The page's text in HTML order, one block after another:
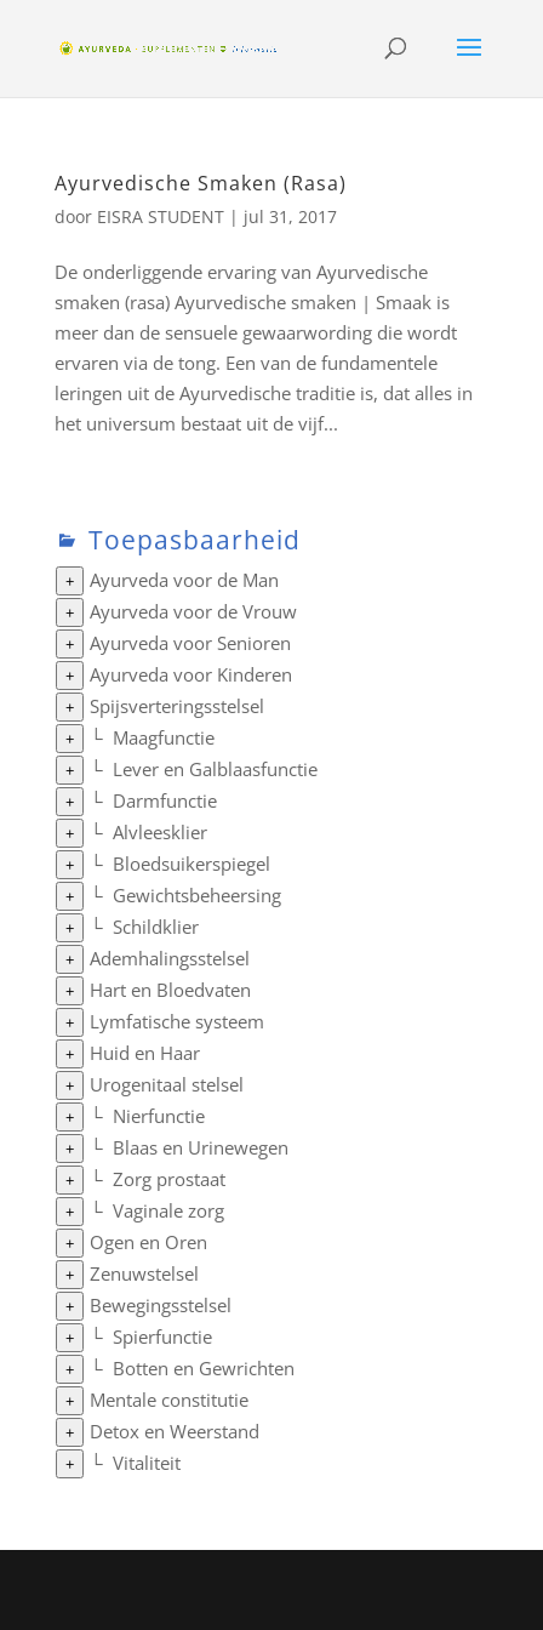
Ayurvedische Smaken (Rasa)
door EISRA STUDENT| jul 31, 2017
De onderliggende ervaring van Ayurvedische
smaken (rasa) Ayurvedische smaken | Smaak is
meer dan de sensuele gewaarwording die wordt
ervaren via de tong. Een van de fundamentele
leringen uit de Ayurvedische traditie is, dat alles in
het universum bestaat uit de vijf...
Toepasbaarheid
+ Ayurveda voor de Man
+ Ayurveda voor de Vrouw
+ Ayurveda voor Senioren
+ Ayurveda voor Kinderen
+ Spijsverteringsstelsel
+ └ Maagfunctie
+ └ Lever en Galblaasfunctie
+ └ Darmfunctie
+ └ Alvleesklier
+ └ Bloedsuikerspiegel
+ └ Gewichtsbeheersing
+ └ Schildklier
+ Ademhalingsstelsel
+ Hart en Bloedvaten
+ Lymfatische systeem
+ Huid en Haar
+ Urogenitaal stelsel
+ └ Nierfunctie
+ └ Blaas en Urinewegen
+ └ Zorg prostaat
+ └ Vaginale zorg
+ Ogen en Oren
+ Zenuwstelsel
+ Bewegingsstelsel
+ └ Spierfunctie
+ └ Botten en Gewrichten
+ Mentale constitutie
+ Detox en Weerstand
+ └ Vitaliteit